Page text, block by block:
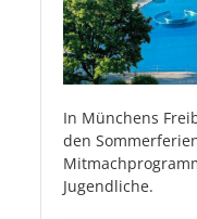
In Münchens
den
Jugendliche.